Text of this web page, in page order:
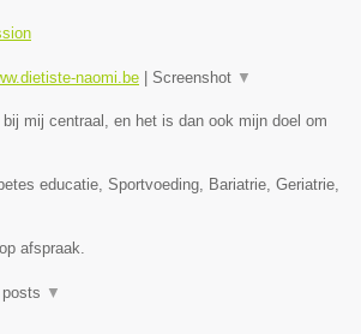
naomi.be Screenshot ▼
mij centraal, en het is dan ook mijn doel om
educatie, Sportvoeding, Bariatrie, Geriatrie,
afspraak.
▼